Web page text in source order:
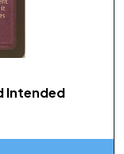
Intended